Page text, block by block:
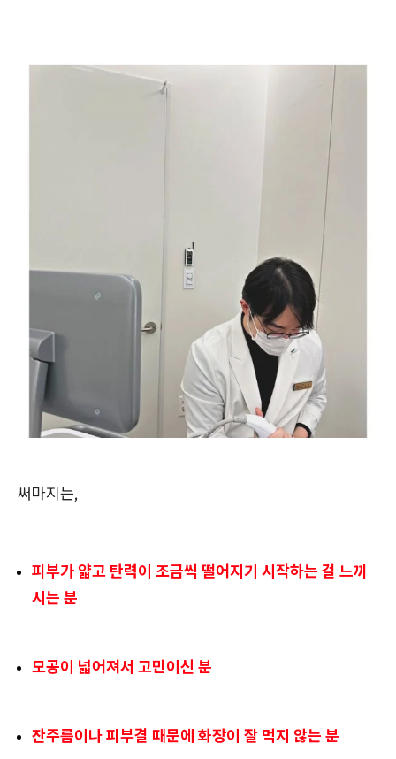
써마지는,
피부가 얇고 탄력이 조금씩 떨어지기 시작하는 걸 느끼
시는 분
모공이 넓어져서 고민이신 분
잔주름이나 피부결 때문에 화장이 잘 먹지 않는 분